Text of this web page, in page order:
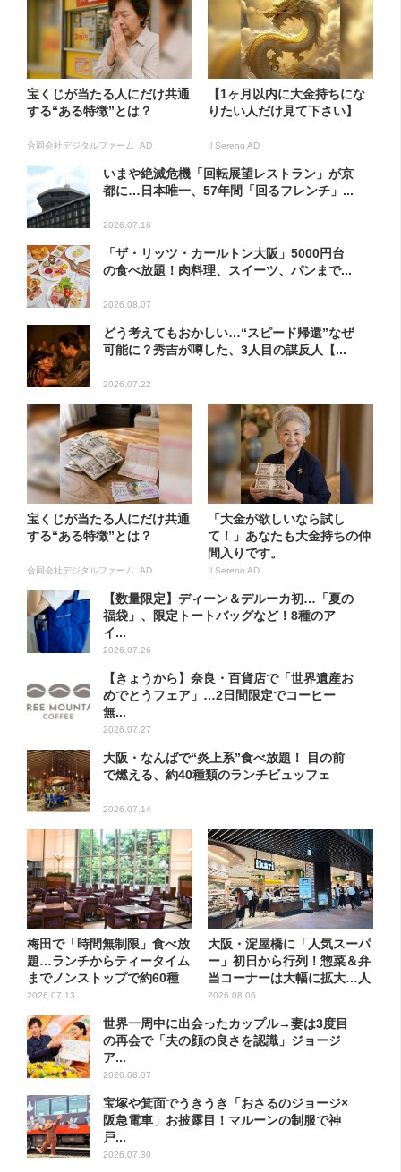
宝くじが当たる人にだけ共通
する“ある特徴”とは？
合同会社デジタルファーム AD
【1ヶ月以内に大金持ちにな
りたい人だけ見て下さい】
Il Sereno AD
いまや絶滅危機「回転展望レストラン」が京
都に…日本唯一、57年間「回るフレンチ」...
2026.07.16
「ザ・リッツ・カールトン大阪」5000円台
の食べ放題！肉料理、スイーツ、パンまで...
2026.08.07
どう考えてもおかしい…“スピード帰還”なぜ
可能に？秀吉が噂した、3人目の謀反人【...
2026.07.22
宝くじが当たる人にだけ共通
する“ある特徴”とは？
合同会社デジタルファーム AD
「大金が欲しいなら試し
て！」あなたも大金持ちの仲
間入りです。
Il Sereno AD
【数量限定】ディーン＆デルーカ初…「夏の
福袋」、限定トートバッグなど！8種のア
イ...
2026.07.26
【きょうから】奈良・百貨店で「世界遺産お
めでとうフェア」…2日間限定でコーヒー
無...
2026.07.27
大阪・なんばで“炎上系”食べ放題！ 目の前
で燃える、約40種類のランチビュッフェ
2026.07.14
梅田で「時間無制限」食べ放
題…ランチからティータイム
までノンストップで約60種
を...
2026.07.13
大阪・淀屋橋に「人気スーパ
ー」初日から行列！惣菜＆弁
当コーナーは大幅に拡大…人
気...
2026.08.06
世界一周中に出会ったカップル→妻は3度目
の再会で「夫の顔の良さを認識」ジョージ
ア...
2026.08.07
宝塚や箕面でうきうき「おさるのジョージ×
阪急電車」お披露目！マルーンの制服で神
戸...
2026.07.30